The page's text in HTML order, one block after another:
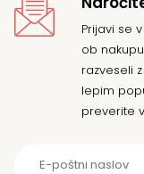
Prijavi se
ob
razveseli
lepim
preverite